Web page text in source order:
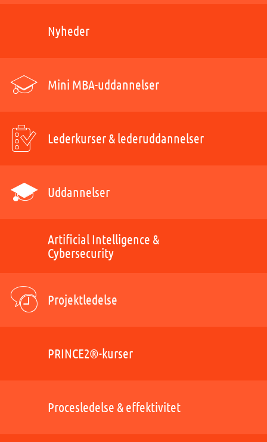
Nyheder
Mini MBA-uddannelser
Lederkurser & lederuddannelser
Uddannelser
Artificial Intelligence &
Cybersecurity
Projektledelse
PRINCE2®-kurser
Procesledelse & effektivitet